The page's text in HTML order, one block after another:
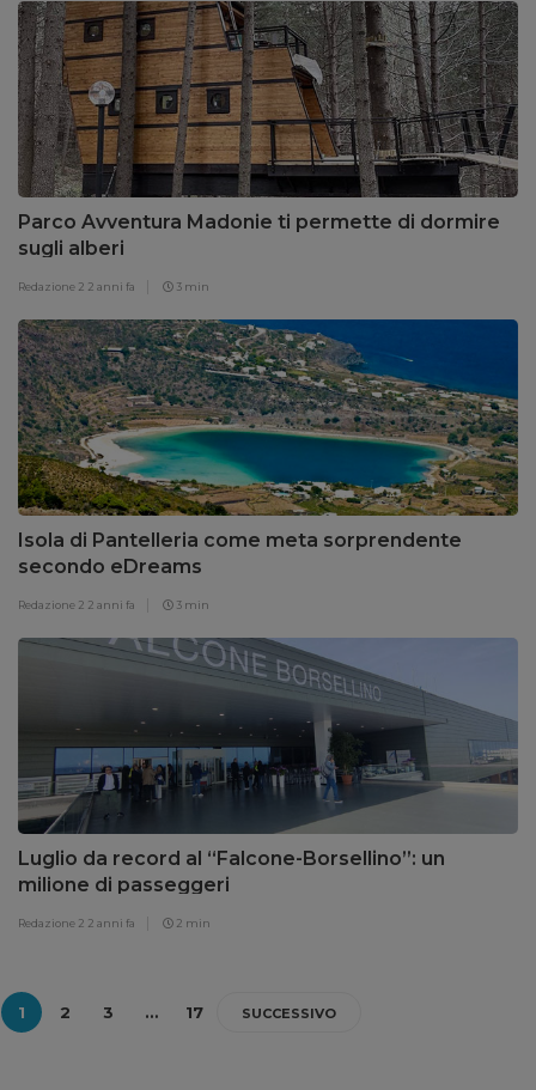
Parco Avventura Madonie ti permette di dormire
sugli alberi
Redazione 2 2 anni fa 3 min
Isola di Pantelleria come meta sorprendente
secondo eDreams
Redazione 2 2 anni fa 3 min
Luglio da record al “Falcone-Borsellino”: un
milione di passeggeri
Redazione 2 2 anni fa 2 min
1 2 3 … 17 SUCCESSIVO